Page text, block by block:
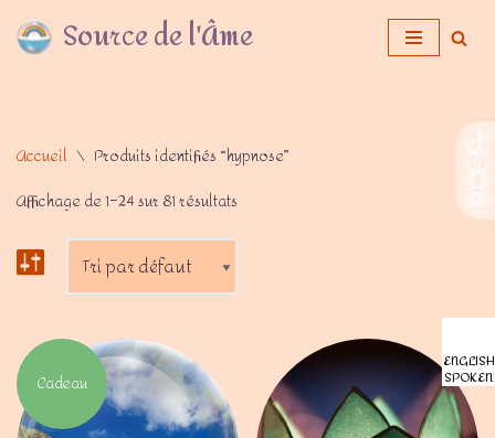
Aller Source de l'Âme
Accueil \ Produits identifiés “hypnose”
Affichage de 1–24 sur 81 résultats
Cadeau
ENGLISH
SPOKEN